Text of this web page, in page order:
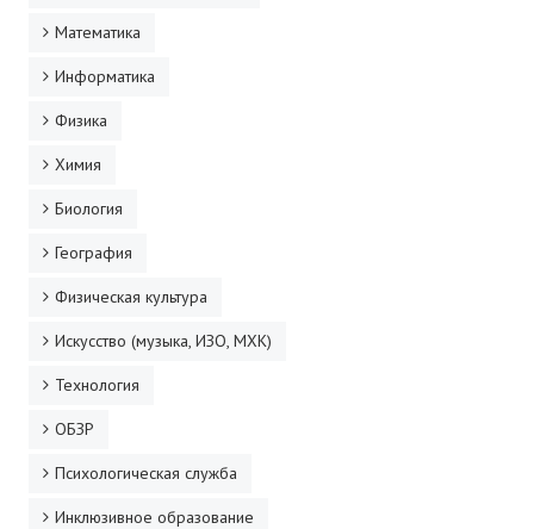
Математика
Информатика
Физика
Химия
Биология
География
Физическая культура
Искусство (музыка, ИЗО, МХК)
Технология
ОБЗР
Психологическая служба
Инклюзивное образование